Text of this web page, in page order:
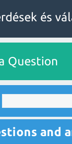
és
Question
and